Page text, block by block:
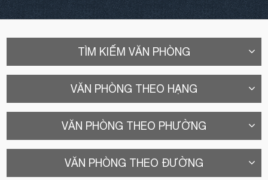
TÌM KIẾM VĂN PHÒNG
VĂN PHÒNG THEO HẠNG
VĂN PHÒNG THEO PHƯỜNG
VĂN PHÒNG THEO ĐƯỜNG